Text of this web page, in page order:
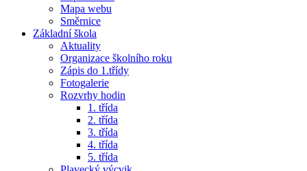
Mapa webu
Směrnice
Základní škola
Aktuality
Organizace školního roku
Zápis do 1.třídy
Fotogalerie
Rozvrhy hodin
1. třída
2. třída
3. třída
4. třída
5. třída